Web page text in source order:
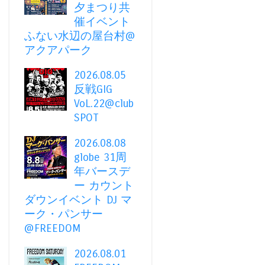
夕まつり共
催イベント
ふない水辺の屋台村@
アクアパーク
2026.08.05
反戦GIG
VoL.22@club
SPOT
2026.08.08
globe 31周
年バースデ
ー カウント
ダウンイベント DJ マ
ーク・パンサー
@FREEDOM
2026.08.01